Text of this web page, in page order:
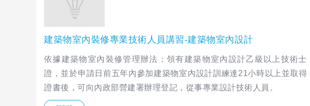
建築物室內裝修專業技術人員講習-建築物室內設計
依據建築物室內裝修管理辦法：領有建築物室內設計乙級以上技術士
證，並於申請日前五年內參加建築物室內設計訓練達21小時以上並取得
證書後，可向內政部營建署辦理登記，從事專業設計技術人員。